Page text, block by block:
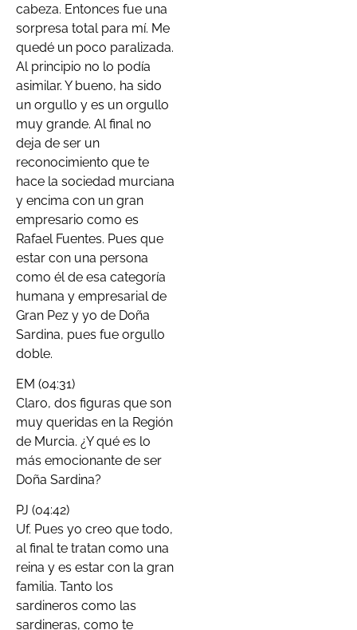
cabeza. Entonces fue una
sorpresa total para mí. Me
quedé un poco paralizada.
Al principio no lo podía
asimilar. Y bueno, ha sido
un orgullo y es un orgullo
muy grande. Al final no
deja de ser un
reconocimiento que te
hace la sociedad murciana
y encima con un gran
empresario como es
Rafael Fuentes. Pues que
estar con una persona
como él de esa categoría
humana y empresarial de
Gran Pez y yo de Doña
Sardina, pues fue orgullo
doble.
EM (04:31)
Claro, dos figuras que son
muy queridas en la Región
de Murcia. ¿Y qué es lo
más emocionante de ser
Doña Sardina?
PJ (04:42)
Uf. Pues yo creo que todo,
al final te tratan como una
reina y es estar con la gran
familia. Tanto los
sardineros como las
sardineras, como te